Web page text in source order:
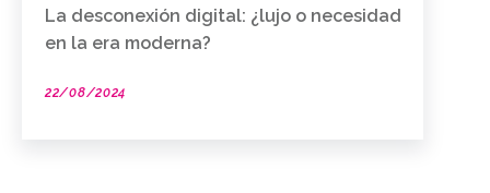
La desconexión digital: ¿lujo o necesidad
en la era moderna?
22/08/2024